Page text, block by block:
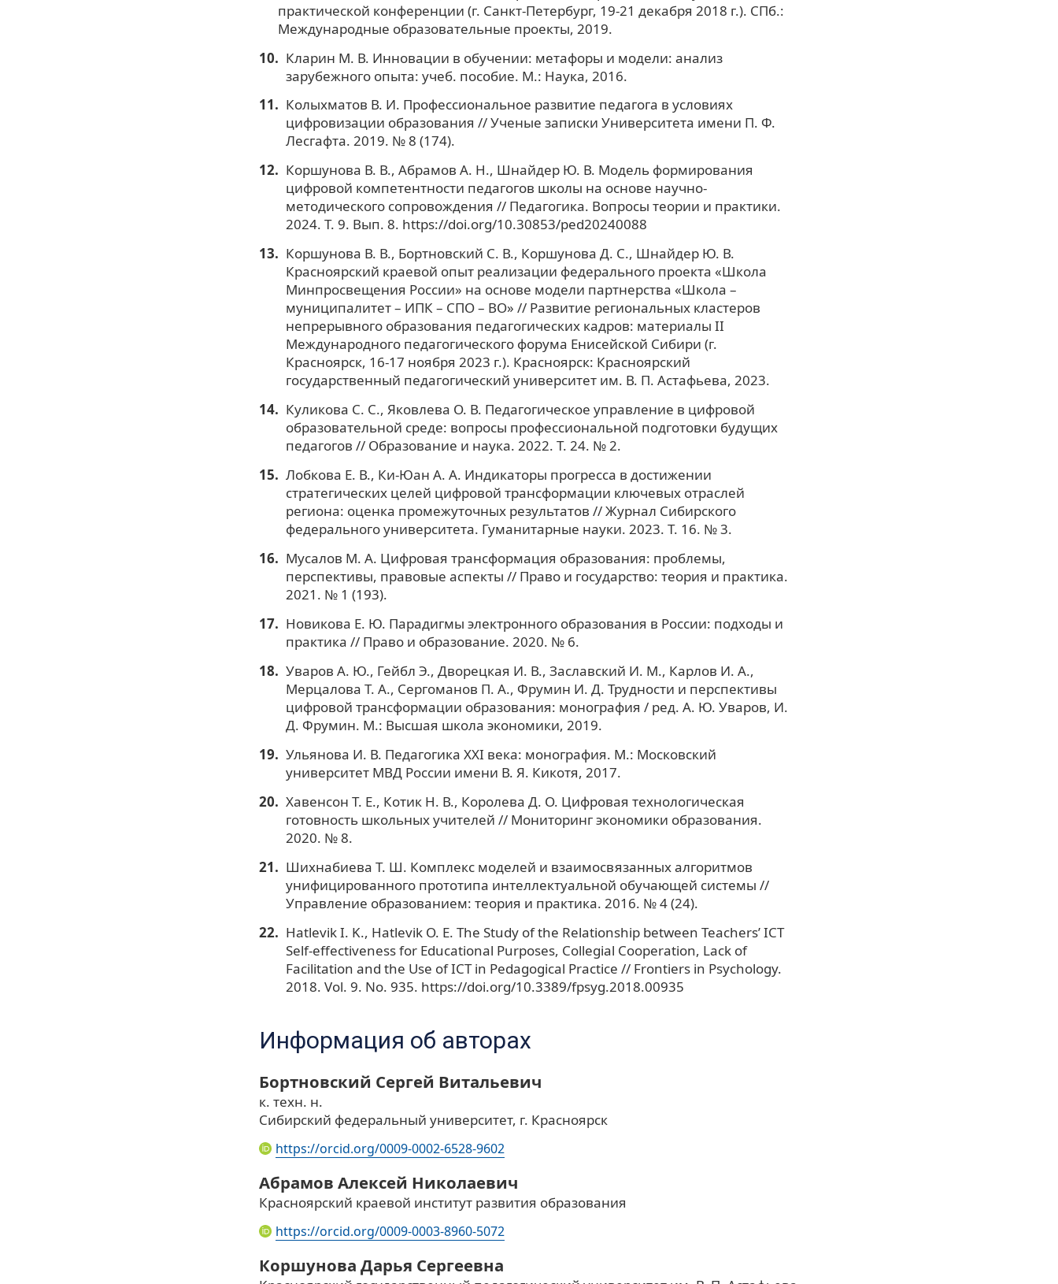
практической конференции (г. Санкт-Петербург, 19-21 декабря 2018 г.). СПб.:
Международные образовательные проекты, 2019.
Кларин М. В. Инновации в обучении: метафоры и модели: анализ
зарубежного опыта: учеб. пособие. М.: Наука, 2016.
Колыхматов В. И. Профессиональное развитие педагога в условиях
цифровизации образования // Ученые записки Университета имени П. Ф.
Лесгафта. 2019. № 8 (174).
Коршунова В. В., Абрамов А. Н., Шнайдер Ю. В. Модель формирования
цифровой компетентности педагогов школы на основе научно-
методического сопровождения // Педагогика. Вопросы теории и практики.
2024. Т. 9. Вып. 8. https://doi.org/10.30853/ped20240088
Коршунова В. В., Бортновский С. В., Коршунова Д. С., Шнайдер Ю. В.
Красноярский краевой опыт реализации федерального проекта «Школа
Минпросвещения России» на основе модели партнерства «Школа –
муниципалитет – ИПК – СПО – ВО» // Развитие региональных кластеров
непрерывного образования педагогических кадров: материалы II
Международного педагогического форума Енисейской Сибири (г.
Красноярск, 16-17 ноября 2023 г.). Красноярск: Красноярский
государственный педагогический университет им. В. П. Астафьева, 2023.
Куликова С. С., Яковлева О. В. Педагогическое управление в цифровой
образовательной среде: вопросы профессиональной подготовки будущих
педагогов // Образование и наука. 2022. Т. 24. № 2.
Лобкова Е. В., Ки-Юан А. А. Индикаторы прогресса в достижении
стратегических целей цифровой трансформации ключевых отраслей
региона: оценка промежуточных результатов // Журнал Сибирского
федерального университета. Гуманитарные науки. 2023. Т. 16. № 3.
Мусалов М. А. Цифровая трансформация образования: проблемы,
перспективы, правовые аспекты // Право и государство: теория и практика.
2021. № 1 (193).
Новикова Е. Ю. Парадигмы электронного образования в России: подходы и
практика // Право и образование. 2020. № 6.
Уваров А. Ю., Гейбл Э., Дворецкая И. В., Заславский И. М., Карлов И. А.,
Мерцалова Т. А., Сергоманов П. А., Фрумин И. Д. Трудности и перспективы
цифровой трансформации образования: монография / ред. А. Ю. Уваров, И.
Д. Фрумин. М.: Высшая школа экономики, 2019.
Ульянова И. В. Педагогика XXI века: монография. М.: Московский
университет МВД России имени В. Я. Кикотя, 2017.
Хавенсон Т. Е., Котик Н. В., Королева Д. О. Цифровая технологическая
готовность школьных учителей // Мониторинг экономики образования.
2020. № 8.
Шихнабиева Т. Ш. Комплекс моделей и взаимосвязанных алгоритмов
унифицированного прототипа интеллектуальной обучающей системы //
Управление образованием: теория и практика. 2016. № 4 (24).
Hatlevik I. K., Hatlevik O. E. The Study of the Relationship between Teachers’ ICT
Self-effectiveness for Educational Purposes, Collegial Cooperation, Lack of
Facilitation and the Use of ICT in Pedagogical Practice // Frontiers in Psychology.
2018. Vol. 9. No. 935. https://doi.org/10.3389/fpsyg.2018.00935
Информация об авторах
Бортновский Сергей Витальевич
к. техн. н.
Сибирский федеральный университет, г. Красноярск
https://orcid.org/0009-0002-6528-9602
Абрамов Алексей Николаевич
Красноярский краевой институт развития образования
https://orcid.org/0009-0003-8960-5072
Коршунова Дарья Сергеевна